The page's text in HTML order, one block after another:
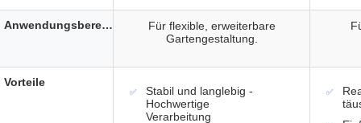
Für flexible, erweiterbare
Gartengestaltung.
Stabil und langlebig -
Hochwertige
Verarbeitung
Anwendungsbereich
Vorteile